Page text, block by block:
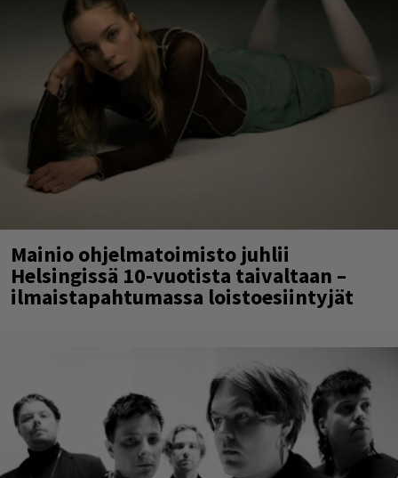
Mainio ohjelmatoimisto juhlii
Helsingissä 10-vuotista taivaltaan –
ilmaistapahtumassa loistoesiintyjät